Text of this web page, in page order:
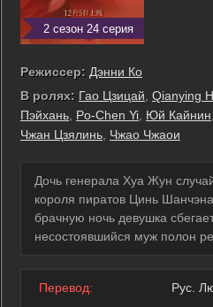
2 сезон 24 серия
Режиссер: Дэнни Ко
В ролях: Гао Цзицай Qianying
Пэйхань Po-Chen Yi Юй Кайнин
Чжан Цзялинь Чжао Чжаои
Дочь генерала Хуа Жун
короля пиратов Цинь
брачную ночь девушка
несостоявшийся муж полон
Перевод: Рус.